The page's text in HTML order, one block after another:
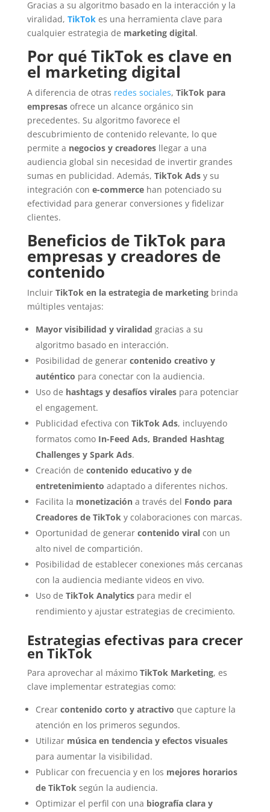
Gracias a su algoritmo basado en la interacción y la
viralidad, TikTokes una herramienta clave para
cualquier estrategia de marketing digital.
Por qué TikTok es clave en
el marketing digital
A diferencia de otras redes sociales, TikTok para
empresasofrece un alcance orgánico sin
precedentes. Su algoritmo favorece el
descubrimiento de contenido relevante, lo que
permite a negocios y creadoresllegar a una
audiencia global sin necesidad de invertir grandes
sumas en publicidad. Además, TikTok Adsy su
integración con e-commercehan potenciado su
efectividad para generar conversiones y fidelizar
clientes.
Beneficios de TikTok para
empresas y creadores de
contenido
Incluir TikTok en la estrategia de marketingbrinda
múltiples ventajas:
Mayor visibilidad y viralidad gracias a su
algoritmo basado en interacción.
Posibilidad de generar contenido creativo y
auténtico para conectar con la audiencia.
Uso de hashtags y desafíos viralespara potenciar
el engagement.
Publicidad efectiva con TikTok Ads, incluyendo
formatos como In-Feed Ads, Branded Hashtag
Challenges y Spark Ads.
Creación de contenido educativo y de
entretenimiento adaptado a diferentes nichos.
Facilita la monetizacióna través del Fondo para
Creadores de TikTok y colaboraciones con marcas.
Oportunidad de generar contenido viralcon un
alto nivel de compartición.
Posibilidad de establecer conexiones más cercanas
con la audiencia mediante videos en vivo.
Uso de TikTok Analyticspara medir el
rendimiento y ajustar estrategias de crecimiento.
Estrategias efectivas para crecer
en TikTok
Para aprovechar al máximo TikTok Marketing, es
clave implementar estrategias como:
Crear contenido corto y atractivo que capture la
atención en los primeros segundos.
Utilizar música en tendencia y efectos visuales
para aumentar la visibilidad.
Publicar con frecuencia y en los mejores horarios
de TikTok según la audiencia.
Optimizar el perfil con una biografía clara y